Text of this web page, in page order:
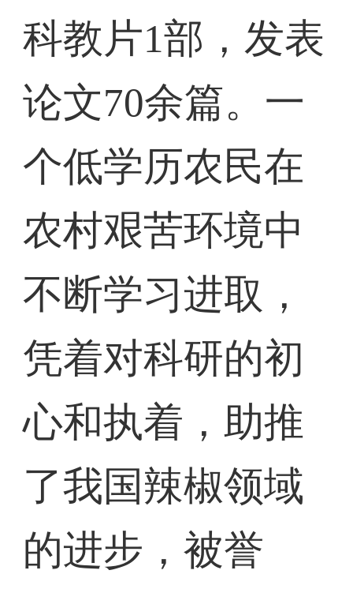
科教片1部，发表
论文70余篇。一
个低学历农民在
农村艰苦环境中
不断学习进取，
凭着对科研的初
心和执着，助推
了我国辣椒领域
的进步，被誉